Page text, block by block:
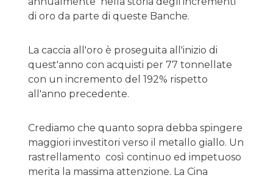
di oro da parte di queste Banche.
La caccia all'oro è proseguita all'inizio di
quest'anno con acquisti per 77 tonnellate
con un incremento del 192% rispetto
all'anno precedente.
Crediamo che quanto sopra debba spingere
maggiori investitori verso il metallo giallo. Un
rastrellamento così continuo ed impetuoso
merita la massima attenzione. La Cina